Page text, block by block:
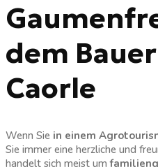
dem
Caorle
Wenn Sie in einem
Sie immer eine herzliche und
handelt sich meist um